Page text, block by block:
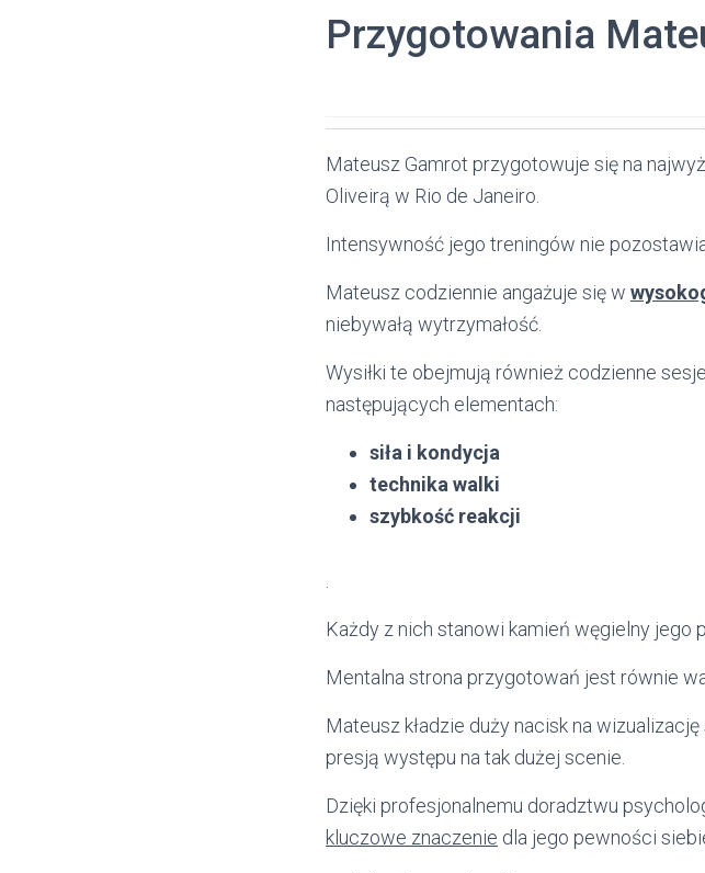
Przygotowania
Mateusz Gamrot przygotowuje się na
Oliveirą w Rio de Janeiro.
Intensywność jego treningów nie
Mateusz codziennie angażuje się w
niebywałą wytrzymałość.
Wysiłki te obejmują również codzienne
następujących elementach:
siła i kondycja
technika walki
szybkość reakcji
Każdy z nich stanowi kamień węgielny jego
Mentalna strona przygotowań jest równie
Mateusz kładzie duży nacisk na
presją występu na tak dużej scenie.
Dzięki profesjonalnemu doradztwu
kluczowe znaczenie dla jego pewności